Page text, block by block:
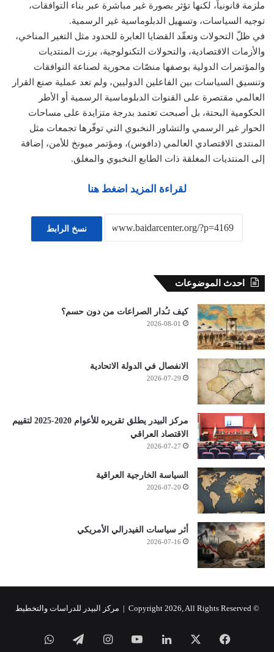
ملزمة قانونياً، لكنها تؤثر بصورة غير مباشرة عبر بناء التوافقات،
توجيه السياسات، وتسهيل الدبلوماسية غير الرسمية.
في ظلّ التحولات وتعقّد القضايا العابرة للحدود مثل التغير المناخي،
والأزمات الاقتصادية، والتحولات التكنولوجية، برزت المنتديات
والمؤتمرات الدولية بوصفها منصّات محورية لصناعة التوافقات
وتنسيق السياسات بين الفاعلين الدوليين، ولم تعد عملية صنع القرار
العالمي مقتصرة على القنوات الدبلوماسية الرسمية أو الأطر
الحكومية البحتة، بل أصبحت تعتمد بدرجة متزايدة على مساحات
الحوار غير الرسمي والتشاور النخبوي التي توفّرها تجمعات مثل
المنتدى الاقتصادي العالمي (دافوس)، ومؤتمر ميونخ للأمن، إضافة
إلى المنتديات المغلقة ذات الطابع النخبوي والمغلق.
لقراءة المزيد اضغط هنا
نسخ الرابط
احدث الموضوعات
كيف تـُدار الصراعات من دون حسم؟
2026-08-01
الانفصال في الدولة الاتحادية
2026-07-29
مركز البيدر يطلق تقريره للأعوام 2020-2025 لتقييم
الاقتصاد العراقي
2026-07-27
السياسة الخارجية العراقية
2026-07-20
أثر سياسات الفيدرالي الأمريكي
2026-07-16
© Copyright 2026, All Rights Reserved | مركز البيدر للدراسات والتخطيط
فيسبوك لينكدإن‫YouTubeانستقرامتيلقرامواتساب